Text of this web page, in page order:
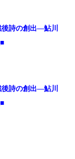
詩の創出―鮎川
詩の創出―鮎川